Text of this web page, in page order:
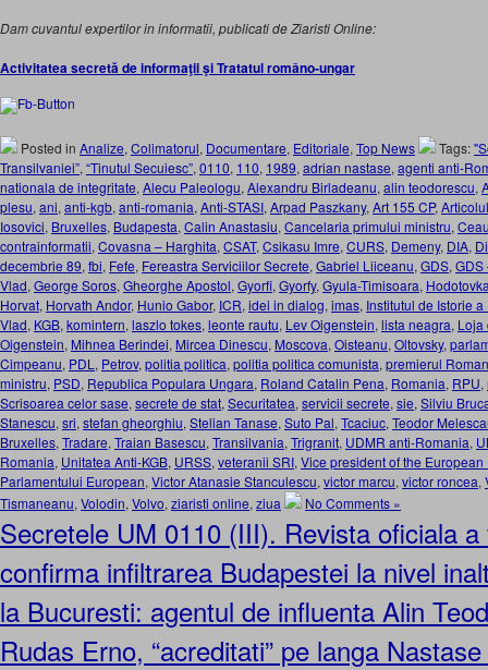
Dam cuvantul expertilor in informatii, publicati de Ziaristi Online:
Activitatea secretă de informaţii şi Tratatul româno-ungar
Posted in Analize, Colimatorul, Documentare, Editoriale, Top News Tags:
Transilvaniei”, “Tinutul Secuiesc”, 0110, 110, 1989, adrian nastase, agenti anti-
nationala de integritate, Alecu Paleologu, Alexandru Birladeanu, alin teodorescu,
plesu, ani, anti-kgb, anti-romania, Anti-STASI, Arpad Paszkany, Art 155 CP,
Iosovici, Bruxelles, Budapesta, Calin Anastasiu, Cancelaria primului ministru,
contrainformatii, Covasna – Harghita, CSAT, Csikasu Imre, CURS, Demeny, DIA,
decembrie 89, fbi, Fefe, Fereastra Serviciilor Secrete, Gabriel Liiceanu, GDS, GDS
Vlad, George Soros, Gheorghe Apostol, Gyorfi, Gyorfy, Gyula-Timisoara,
Horvat, Horvath Andor, Hunio Gabor, ICR, idei in dialog, imas, Institutul de Istorie
Vlad, KGB, komintern, laszlo tokes, leonte rautu, Lev Oigenstein, lista neagra, Loja
Oigenstein, Mihnea Berindei, Mircea Dinescu, Moscova, Oisteanu, Oltovsky,
Cimpeanu, PDL , Petrov, politia politica, politia politica comunista, premierul
ministru, PSD, Republica Populara Ungara, Roland Catalin Pena, Romania, RPU,
Scrisoarea celor sase, secrete de stat, Securitatea, servicii secrete, sie, Silviu
Stanescu, sri, stefan gheorghiu, Stelian Tanase, Suto Pal, Tcaciuc, Teodor
Bruxelles, Tradare, Traian Basescu, Transilvania, Trigranit, UDMR anti-Romania,
Romania, Unitatea Anti-KGB, URSS, veteranii SRI, Vice president of the
Parlamentului European, Victor Atanasie Stanculescu, victor marcu, victor roncea,
Tismaneanu, Volodin, Volvo, ziaristi online, ziua No Comments »
Secretele UM 0110 (III). Revista oficiala
confirma infiltrarea Budapestei la nivel
la Bucuresti: agentul de influenta Alin
Rudas Erno, “acreditati” pe langa